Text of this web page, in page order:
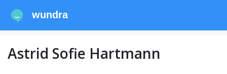
wundra
Astrid Sofie Hartmann